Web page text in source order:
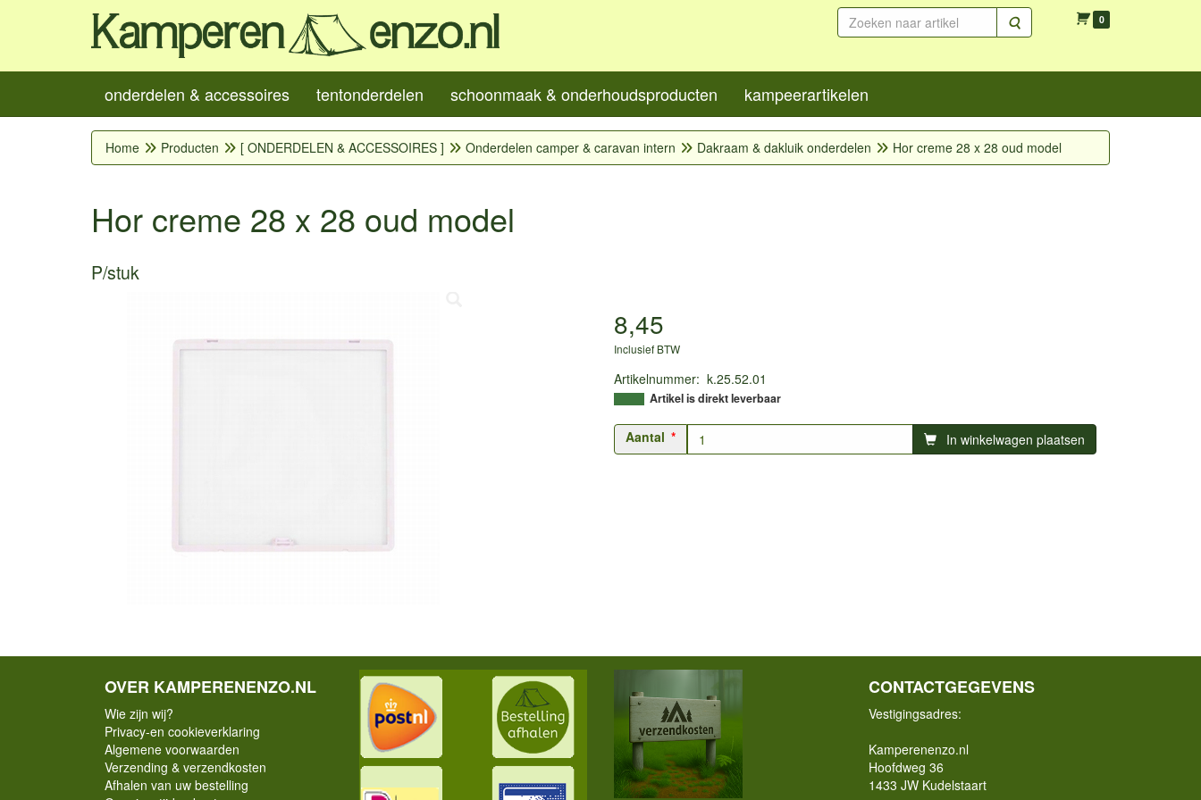
Zoeken 0
onderdelen & accessoires tentonderdelen schoonmaak & onderhoudsproducten kampeerartikelen
Home Producten [ ONDERDELEN & ACCESSOIRES ] Onderdelen camper & caravan intern Dakraam & dakluik onderdelen Hor creme 28 x 28 oud model
Hor creme 28 x 28 oud model
P/stuk
8,45
Inclusief BTW
Artikelnummer: k.25.52.01
Artikel is direkt leverbaar
Aantal In winkelwagen plaatsen
OVER KAMPERENENZO.NL
Wie zijn wij?
Privacy-en cookieverklaring
Algemene voorwaarden
Verzending & verzendkosten
Afhalen van uw bestelling
CONTACTGEGEVENS
Vestigingsadres:
Kamperenenzo.nl
Hoofdweg 36
1433 JW Kudelstaart